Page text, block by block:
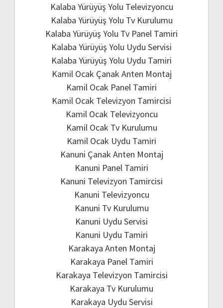
Kalaba Yürüyüş Yolu Televizyoncu
Kalaba Yürüyüş Yolu Tv Kurulumu
Kalaba Yürüyüş Yolu Tv Panel Tamiri
Kalaba Yürüyüş Yolu Uydu Servisi
Kalaba Yürüyüş Yolu Uydu Tamiri
Kamil Ocak Çanak Anten Montaj
Kamil Ocak Panel Tamiri
Kamil Ocak Televizyon Tamircisi
Kamil Ocak Televizyoncu
Kamil Ocak Tv Kurulumu
Kamil Ocak Uydu Tamiri
Kanuni Çanak Anten Montaj
Kanuni Panel Tamiri
Kanuni Televizyon Tamircisi
Kanuni Televizyoncu
Kanuni Tv Kurulumu
Kanuni Uydu Servisi
Kanuni Uydu Tamiri
Karakaya Anten Montaj
Karakaya Panel Tamiri
Karakaya Televizyon Tamircisi
Karakaya Tv Kurulumu
Karakaya Uydu Servisi